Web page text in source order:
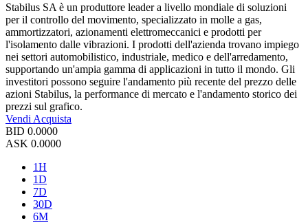
Stabilus SA è un produttore leader a livello mondiale di soluzioni
per il controllo del movimento, specializzato in molle a gas,
ammortizzatori, azionamenti elettromeccanici e prodotti per
l'isolamento dalle vibrazioni. I prodotti dell'azienda trovano impiego
nei settori automobilistico, industriale, medico e dell'arredamento,
supportando un'ampia gamma di applicazioni in tutto il mondo. Gli
investitori possono seguire l'andamento più recente del prezzo delle
azioni Stabilus, la performance di mercato e l'andamento storico dei
prezzi sul grafico.
Vendi Acquista
BID 0.0000
ASK 0.0000
1H
1D
7D
30D
6M